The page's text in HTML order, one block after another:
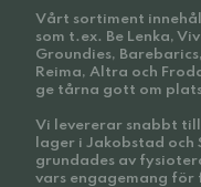
Vårt sortiment
som t.ex. Be Lenka,
Groundies,
Reima, Altra och
ge tårna gott om
Vi levererar snabbt
lager i Jakobstad och
grundades av
vars engagemang